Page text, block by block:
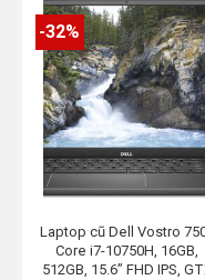
-32%
Laptop cũ Dell Vostro
Core i7-10750H, 16GB,
512GB, 15.6” FHD IPS,